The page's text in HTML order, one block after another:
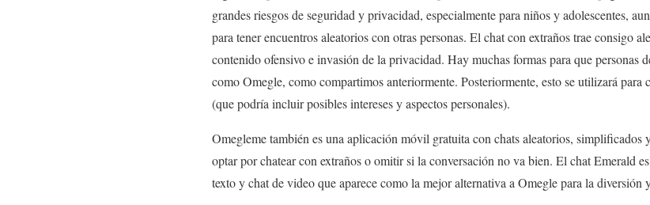
grandes riesgos de seguridad y privacidad, especialmente para niños y adolescentes,
para tener encuentros aleatorios con otras personas. El chat con extraños trae consigo
contenido ofensivo e invasión de la privacidad. Hay muchas formas para que personas
como Omegle, como compartimos anteriormente. Posteriormente, esto se utilizará para
(que podría incluir posibles intereses y aspectos personales).
Omegleme también es una aplicación móvil gratuita con chats aleatorios, simplificados
optar por chatear con extraños o omitir si la conversación no va bien. El chat Emerald
texto y chat de video que aparece como la mejor alternativa a Omegle para la diversión